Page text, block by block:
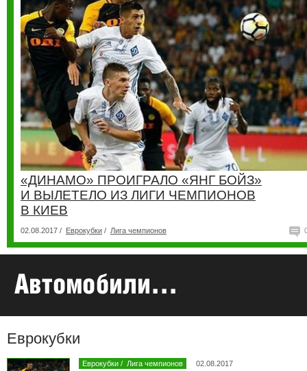
«ДИНАМО» ПРОИГРАЛО «ЯНГ БОЙЗ»
И ВЫЛЕТЕЛО ИЗ ЛИГИ ЧЕМПИОНОВ
В КИЕВ
02.08.2017 / Еврокубки / Лига чемпионов
Еврокубки
Еврокубки / Лига чемпионов 02.08.2017